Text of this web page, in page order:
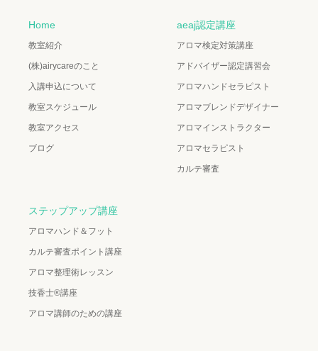
Home
教室紹介
(株)airycareのこと
入講申込について
教室スケジュール
教室アクセス
ブログ
aeaj認定講座
アロマ検定対策講座
アドバイザー認定講習会
アロマハンドセラピスト
アロマブレンドデザイナー
アロマインストラクター
アロマセラピスト
カルテ審査
ステップアップ講座
アロマハンド＆フット
カルテ審査ポイント講座
アロマ整理術レッスン
技香士®講座
アロマ講師のための講座